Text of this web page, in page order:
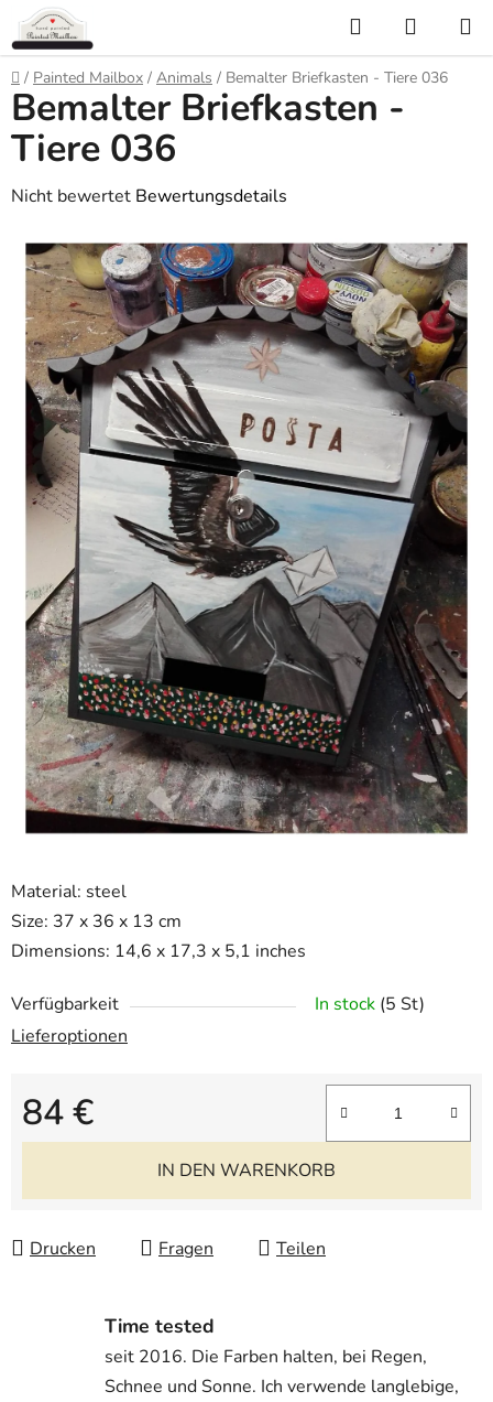
Zum
Inhalt
springen
Suchen
Startseite
/ Painted Mailbox / Animals / Bemalter Briefkasten - Tiere 036
Material: steel
Size: 37 x 36 x 13 cm
Dimensions: 14,6 x 17,3 x 5,1 inches
Verfügbarkeit In stock (5 St)
Lieferoptionen
84 €
Verkaufspreis:
IN DEN WARENKORB
Drucken Fragen Teilen
Bemalter Briefkasten -
Tiere 036
Die
Produktbewertung
ist
0,0
von
Sternen.
Nicht bewertet Bewertungsdetails
Time tested
seit 2016. Die Farben halten, bei Regen,
Schnee und Sonne. Ich verwende langlebige,